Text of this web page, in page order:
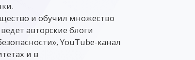
и обучил множество
авторские блоги
YouTube-канал
и в